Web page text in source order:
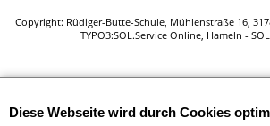
Copyright: Rüdiger-Butte-Schule, Mühlenstraße 16,
TYPO3:SOL.Service Online, Hameln -
Diese Webseite wird durch Cookies